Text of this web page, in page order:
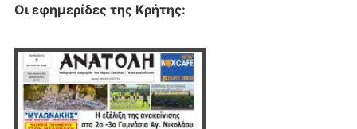
Οι εφημερίδες της Κρήτης: